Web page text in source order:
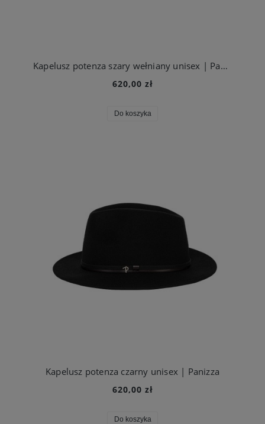
Kapelusz potenza szary wełniany unisex | Panizza
620,00 zł
Do koszyka
Kapelusz potenza czarny unisex | Panizza
620,00 zł
Do koszyka